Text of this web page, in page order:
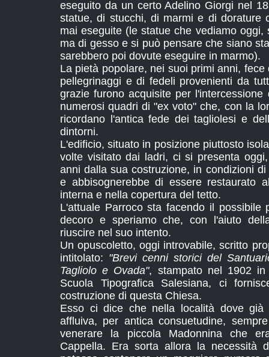
eseguito da un certo Adelino Giorgi nel
statue, di stucchi, di marmi e di dorature
mai eseguite (le statue che vediamo oggi,
ma di gesso e si può pensare che siano
sarebbero poi dovute eseguire in marmo).
La pietà popolare, nei suoi primi anni,
pellegrinaggi e di fedeli provenienti da
grazie furono acquisite per
numerosi quadri di "ex voto" che, con la
ricordano l'antica fede dei tagliolesi e
dintorni.
L'edificio, situato in posizione piuttosto
volte visitato dai ladri, ci si presenta
anni dalla sua costruzione, in condizioni
e abbisognerebbe di essere restaurato
interna e nella copertura del tetto.
L'attuale Parroco sta facendo il possibile
decoro e speriamo che, con l'aiuto
riuscire nel suo intento.
Un opuscoletto, oggi introvabile, scritto
intitolato: "Brevi cenni storici del
Tagliolo e Ovada", stampato nel 1902 in
Scuola Tipografica Salesiana, ci
costruzione di questa Chiesa.
Esso ci dice che nella località dove già
affluiva, per antica consuetudine,
venerare la piccola Madonnina che
Cappella. Era sorta allora la necessità